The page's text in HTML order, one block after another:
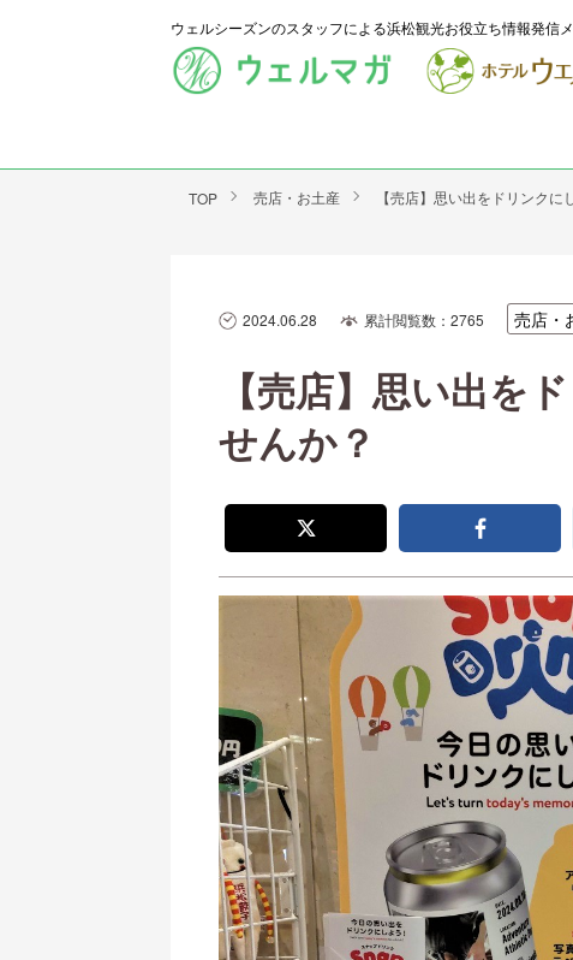
ウェルシーズンのスタッフによる浜松観光お役立ち情報発信
TOP 売店・お土産 【売店】思い出をドリンクに
2024.06.28 累計閲覧数：2765 売店・
【売店】思い出を
せんか？